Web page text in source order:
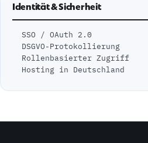
Identität & Sicherheit
SSO / OAuth 2.0
DSGVO-Protokollierung
Rollenbasierter Zugriff
Hosting in Deutschland